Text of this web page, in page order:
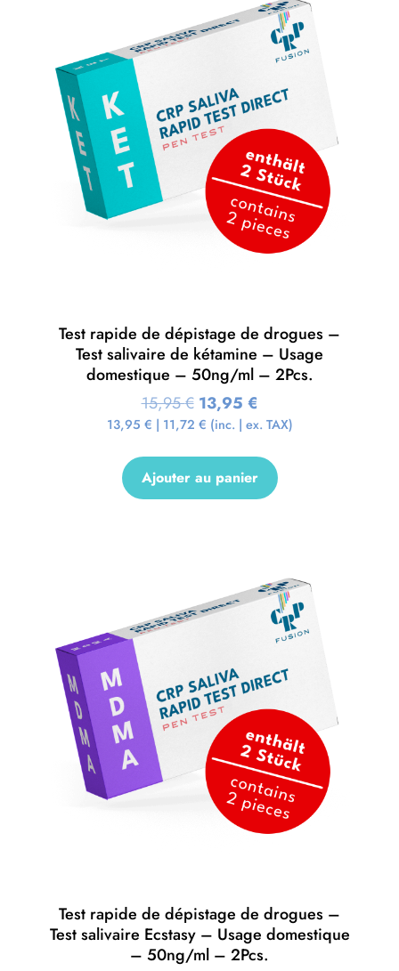
Test rapide de dépistage de drogues –
Test salivaire de kétamine – Usage
domestique – 50ng/ml – 2Pcs.
15,95€ 13,95 €
13,95 € | 11,72 € (inc. | ex. TAX)
Ajouter au panier
Test rapide de dépistage de drogues –
Test salivaire Ecstasy – Usage domestique
– 50ng/ml – 2Pcs.